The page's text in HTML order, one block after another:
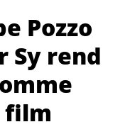
Pozzo
Sy rend
film